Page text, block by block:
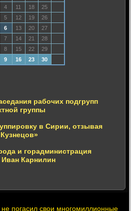
4 11 18
25
5 12 19
26
6 13 20
27
7 14 21
28
8 15 22
29
9 16 23 30
рабочих подгрупп
группы
в Сирии, отзывая
и горадминистрация
Карнилин
погасил свои многомиллионные